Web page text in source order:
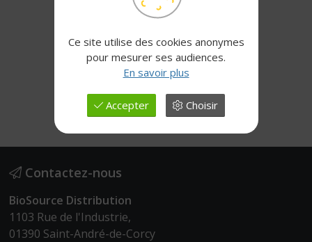
Contactez-nous
BioSource Distribution
1103 Rue de l'Industrie,
01390 Saint-André-de-Corcy
Ce site utilise des cookies anonymes
pour mesurer ses audiences.
En savoir plus
Accepter Choisir